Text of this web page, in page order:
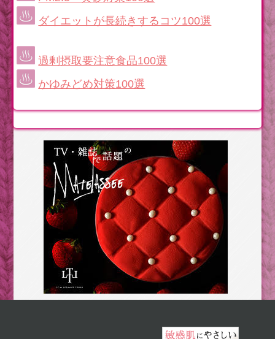
ダイエットが長続きするコツ100選
過剰摂取要注意食品100選
かゆみどめ対策100選